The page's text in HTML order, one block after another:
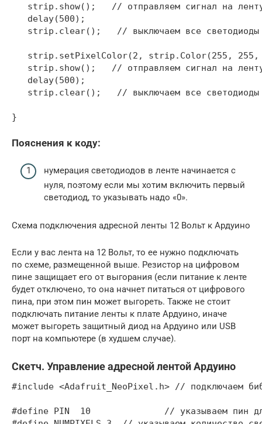
strip.show();   // отправляем сигнал на
   delay(500);
   strip.clear();   // выключаем все светодиоды
strip.setPixelColor(2, strip.Color(255,
strip.show();   // отправляем сигнал на
   delay(500);
   strip.clear();   // выключаем все светодиоды
}
Пояснения к коду:
нумерация светодиодов в ленте начинается с
нуля, поэтому если мы хотим включить первый
светодиод, то указывать надо «0».
Схема подключения адресной ленты 12 Вольт к Ардуино
Если у вас лента на 12 Вольт, то ее нужно подключать
по схеме, размещенной выше. Резистор на цифровом
пине защищает его от выгорания (если питание к ленте
будет отключено, то она начнет питаться от цифрового
пина, при этом пин может выгореть. Также не стоит
подключать питание ленты к плате Ардуино, иначе
может выгореть защитный диод на Ардуино или USB
порт на компьютере (в худшем случае).
Скетч. Управление адресной лентой Ардуино
#include <Adafruit_NeoPixel.h> // подключаем
#define PIN  10              // указываем пин для